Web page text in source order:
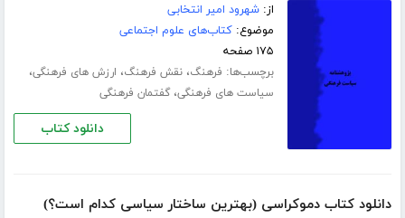
از:شهرود امیر انتخابی
موضوع:کتاب‌های علوم اجتماعی
۱۷۵ صفحه
برچسب‌ها: فرهنگ،نقش فرهنگ، ارزش های فرهنگی،
سیاست های فرهنگی،گفتمان فرهنگی
دانلود کتاب
دانلود کتاب دموکراسی (بهترین ساختار سیاسی کدام است؟)